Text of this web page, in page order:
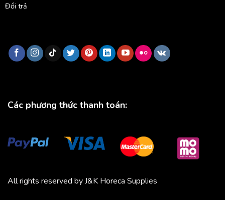
Đổi trả
Các phương thức thanh toán:
All rights reserved by J&K Horeca Supplies